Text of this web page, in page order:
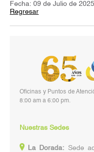
Fecha: 09 de Julio de 2025
Regresar
Oficinas y Puntos de
8:00 am a 6:00 pm.
Nuestras Sedes
La Dorada: Sede